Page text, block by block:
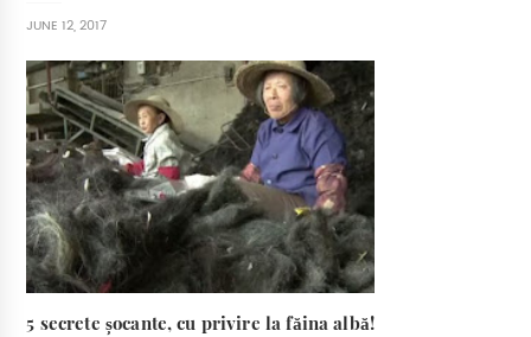
JUNE 12, 2017
5 secrete șocante, cu privire la făina albă!